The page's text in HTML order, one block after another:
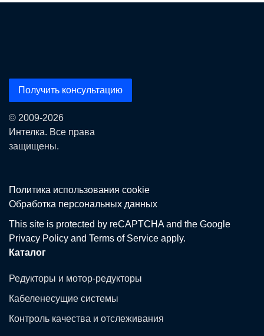
Получить консультацию
© 2009-2026
Интелка. Все права
защищены.
Политика использования сookie
Обработка персональных данных
This site is protected by reCAPTCHA and the Google
Privacy Policy and Terms of Service apply.
Каталог
Редукторы и мотор-редукторы
Кабеленесущие системы
Контроль качества и отслеживания